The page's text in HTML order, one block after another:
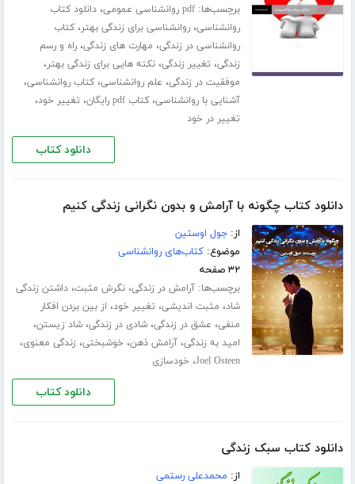
برچسب‌ها:pdf روانشناسی عمومی ،دانلود کتاب
روانشناسی،روانشناسی برای زندگی بهتر،کتاب
روانشناسی در زندگی، مهارت های زندگی،راه و رسم
زندگی، تغییر زندگی،نکته هایی برای زندگی بهتر،
موفقیت در زندگی، علم روانشناسی،کتاب روانشناسی،
آشنایی با روانشناسی،کتاب pdf رایگان ، تغییر خود،
تغییر در خود
دانلود کتاب
دانلود کتاب چگونه با آرامش و بدون نگرانی زندگی کنیم
از:جول اوستین
موضوع:کتاب‌های روانشناسی
۳۲ صفحه
برچسب‌ها:آرامش در زندگی،نگرش مثبت،داشتن زندگی
شاد، مثبت اندیشی، تغییر خود، از بین بردن افکار
منفی، عشق در زندگی،شادی در زندگی،شاد زیستن،
امید به زندگی،آرامش ذهن، خوشبختی، زندگی معنوی،
Joel Osteen، خودسازی
دانلود کتاب
دانلود کتاب سبک زندگی
از: محمدعلی رستمی